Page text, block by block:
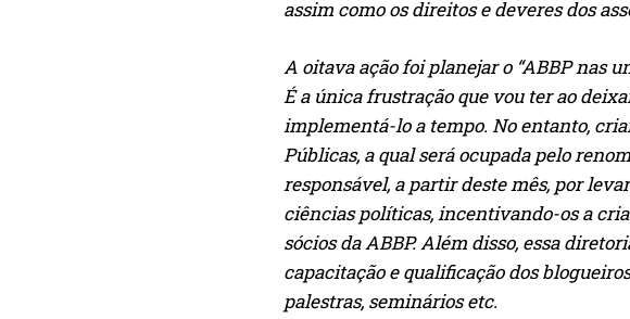
assim como os direitos e deveres dos
A oitava ação foi planejar o “ABBP nas
É a única frustração que vou ter ao
implementá-lo a tempo. No entanto,
Públicas, a qual será ocupada pelo
responsável, a partir deste mês, por
ciências políticas, incentivando-os a
sócios da ABBP. Além disso, essa
capacitação e qualificação dos
palestras, seminários etc.